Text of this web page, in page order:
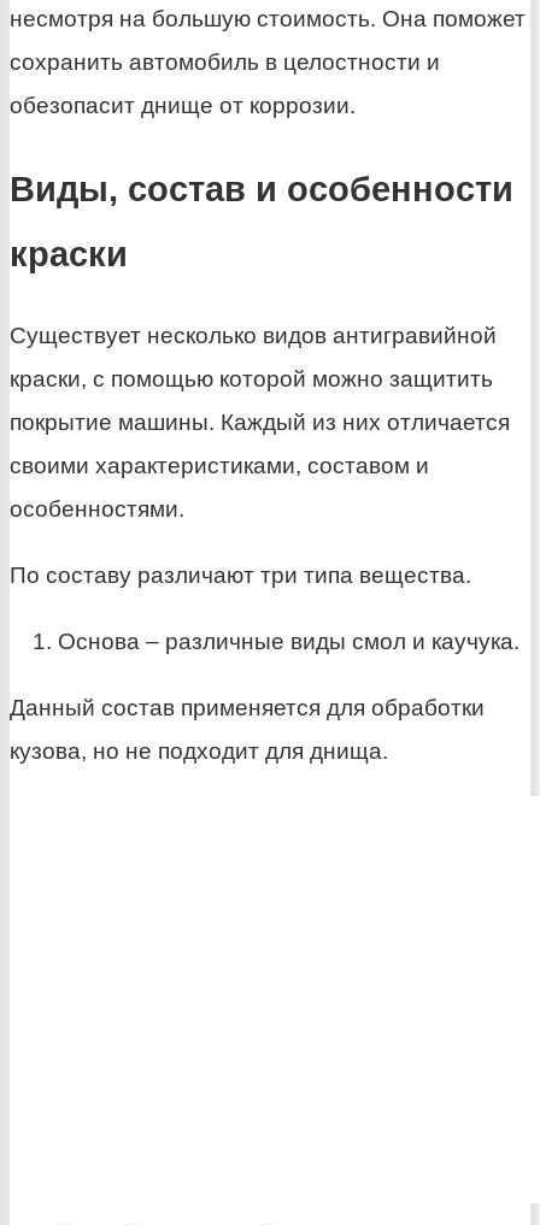
несмотря на большую стоимость. Она поможет
сохранить автомобиль в целостности и
обезопасит днище от коррозии.
Виды, состав и особенности
краски
Существует несколько видов антигравийной
краски, с помощью которой можно защитить
покрытие машины. Каждый из них отличается
своими характеристиками, составом и
особенностями.
По составу различают три типа вещества.
Основа – различные виды смол и каучука.
Данный состав применяется для обработки
кузова, но не подходит для днища.